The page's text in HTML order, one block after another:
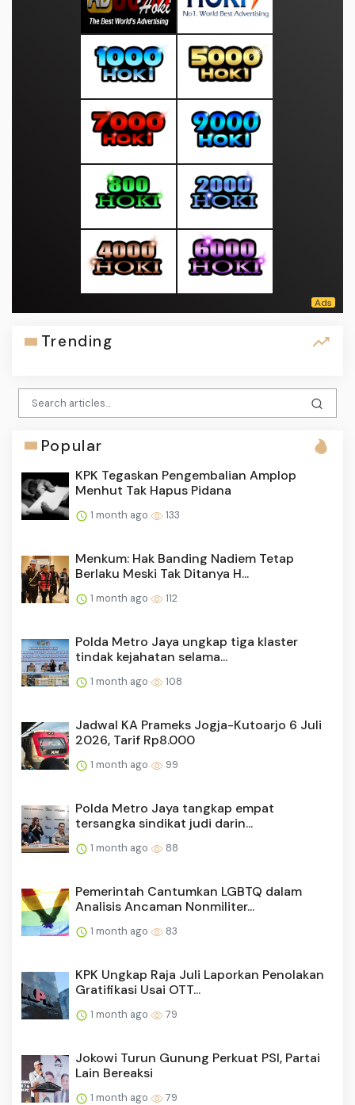
Trending
Popular
KPK Tegaskan Pengembalian Amplop
Menhut Tak Hapus Pidana
1 month ago 133
Menkum: Hak Banding Nadiem Tetap
Berlaku Meski Tak Ditanya H...
1 month ago 112
Polda Metro Jaya ungkap tiga klaster
tindak kejahatan selama...
1 month ago 108
Jadwal KA Prameks Jogja-Kutoarjo 6 Juli
2026, Tarif Rp8.000
1 month ago 99
Polda Metro Jaya tangkap empat
tersangka sindikat judi darin...
1 month ago 88
Pemerintah Cantumkan LGBTQ dalam
Analisis Ancaman Nonmiliter...
1 month ago 83
KPK Ungkap Raja Juli Laporkan Penolakan
Gratifikasi Usai OTT...
1 month ago 79
Jokowi Turun Gunung Perkuat PSI, Partai
Lain Bereaksi
1 month ago 79